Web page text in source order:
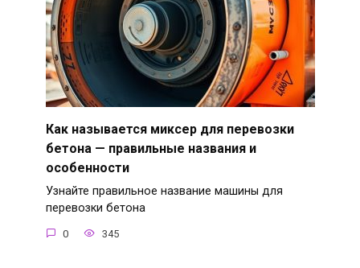
Как называется миксер для перевозки
бетона — правильные названия и
особенности
Узнайте правильное название машины для
перевозки бетона
0 345